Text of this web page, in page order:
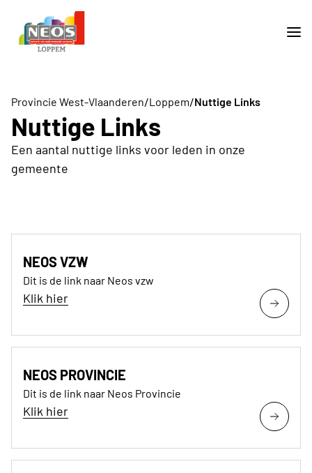
Provincie West-Vlaanderen/Loppem/Nuttige Links
Nuttige Links
Een aantal nuttige links voor leden in onze
gemeente
NEOS VZW
Dit is de link naar Neos vzw
Klik hier
NEOS PROVINCIE
Dit is de link naar Neos Provincie
Klik hier